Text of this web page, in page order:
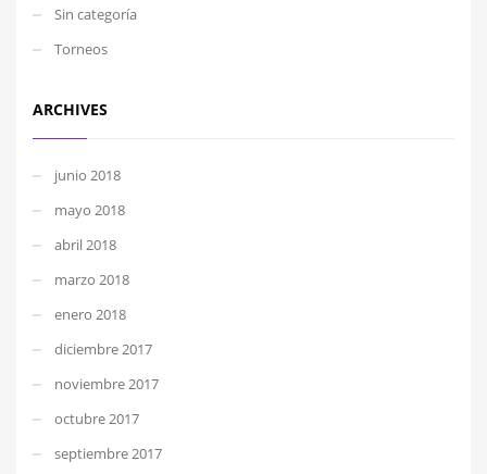
Sin categoría
Torneos
ARCHIVES
junio 2018
mayo 2018
abril 2018
marzo 2018
enero 2018
diciembre 2017
noviembre 2017
octubre 2017
septiembre 2017